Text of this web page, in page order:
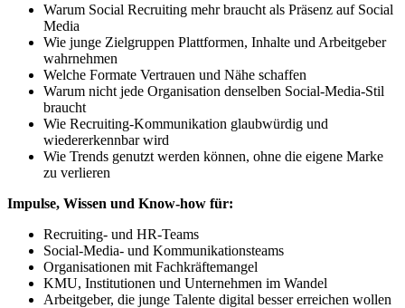
Warum Social Recruiting mehr braucht als Präsenz auf Social
Media
Wie junge Zielgruppen Plattformen, Inhalte und Arbeitgeber
wahrnehmen
Welche Formate Vertrauen und Nähe schaffen
Warum nicht jede Organisation denselben Social-Media-Stil
braucht
Wie Recruiting-Kommunikation glaubwürdig und
wiedererkennbar wird
Wie Trends genutzt werden können, ohne die eigene Marke
zu verlieren
Impulse, Wissen und Know-how für:
Recruiting- und HR-Teams
Social-Media- und Kommunikationsteams
Organisationen mit Fachkräftemangel
KMU, Institutionen und Unternehmen im Wandel
Arbeitgeber, die junge Talente digital besser erreichen wollen